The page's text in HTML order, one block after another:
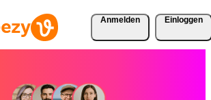
Anmelden Einloggen